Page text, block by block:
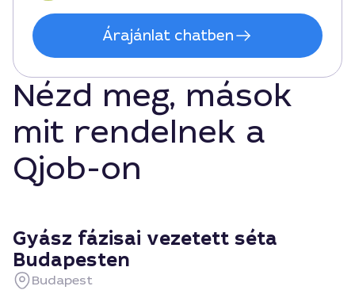
Árajánlat chatben
Nézd meg, mások
mit rendelnek a
Qjob-on
Gyász fázisai vezetett séta
Budapesten
Budapest